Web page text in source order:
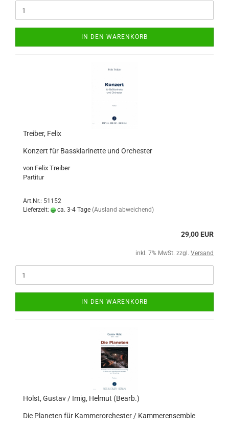
IN DEN WARENKORB
Treiber, Felix
Konzert für Bassklarinette und Orchester
von Felix Treiber
Partitur
Art.Nr.: 51152
Lieferzeit:
ca. 3-4 Tage (Ausland abweichend)
29,00 EUR
inkl. 7% MwSt. zzgl. Versand
IN DEN WARENKORB
Holst, Gustav / Imig, Helmut (Bearb.)
Die Planeten für Kammerorchester / Kammerensemble